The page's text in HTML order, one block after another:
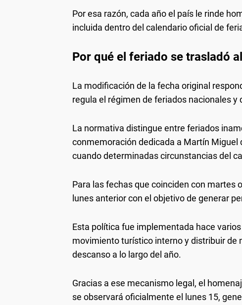
Por esa razón, cada año el país le rinde
incluida dentro del calendario oficial de
Por qué el feriado se trasladó
La modificación de la fecha original
regula el régimen de feriados nacionales
La normativa distingue entre feriados
conmemoración dedicada a Martín Miguel
cuando determinadas circunstancias del
Para las fechas que coinciden con martes
lunes anterior con el objetivo de generar
Esta política fue implementada hace
movimiento turístico interno y distribuir de
descanso a lo largo del año.
Gracias a ese mecanismo legal, el
se observará oficialmente el lunes 15,